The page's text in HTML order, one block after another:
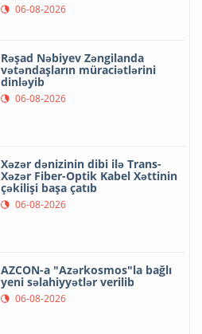
06-08-2026
Rəşad Nəbiyev Zəngilanda
vətəndaşların müraciətlərini
dinləyib
06-08-2026
Xəzər dənizinin dibi ilə Trans-
Xəzər Fiber-Optik Kabel Xəttinin
çəkilişi başa çatıb
06-08-2026
AZCON-a "Azərkosmos"la bağlı
yeni səlahiyyətlər verilib
06-08-2026